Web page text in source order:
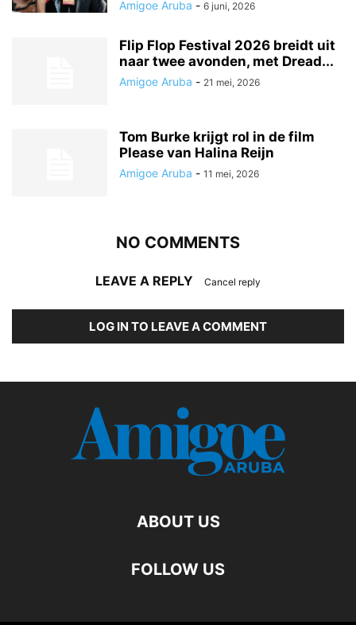
Amigoe Aruba - 6 juni, 2026
Flip Flop Festival 2026 breidt uit
naar twee avonden, met Dread...
Amigoe Aruba - 21 mei, 2026
Tom Burke krijgt rol in de film
Please van Halina Reijn
Amigoe Aruba - 11 mei, 2026
NO COMMENTS
LEAVE A REPLY Cancel reply
LOG IN TO LEAVE A COMMENT
ABOUT US
FOLLOW US